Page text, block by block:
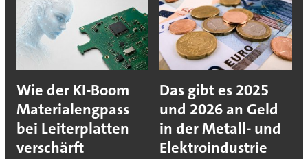
Wie der KI-Boom
Materialengpass
bei Leiterplatten
verschärft
Das gibt es 2025
und 2026 an Geld
in der Metall- und
Elektroindustrie